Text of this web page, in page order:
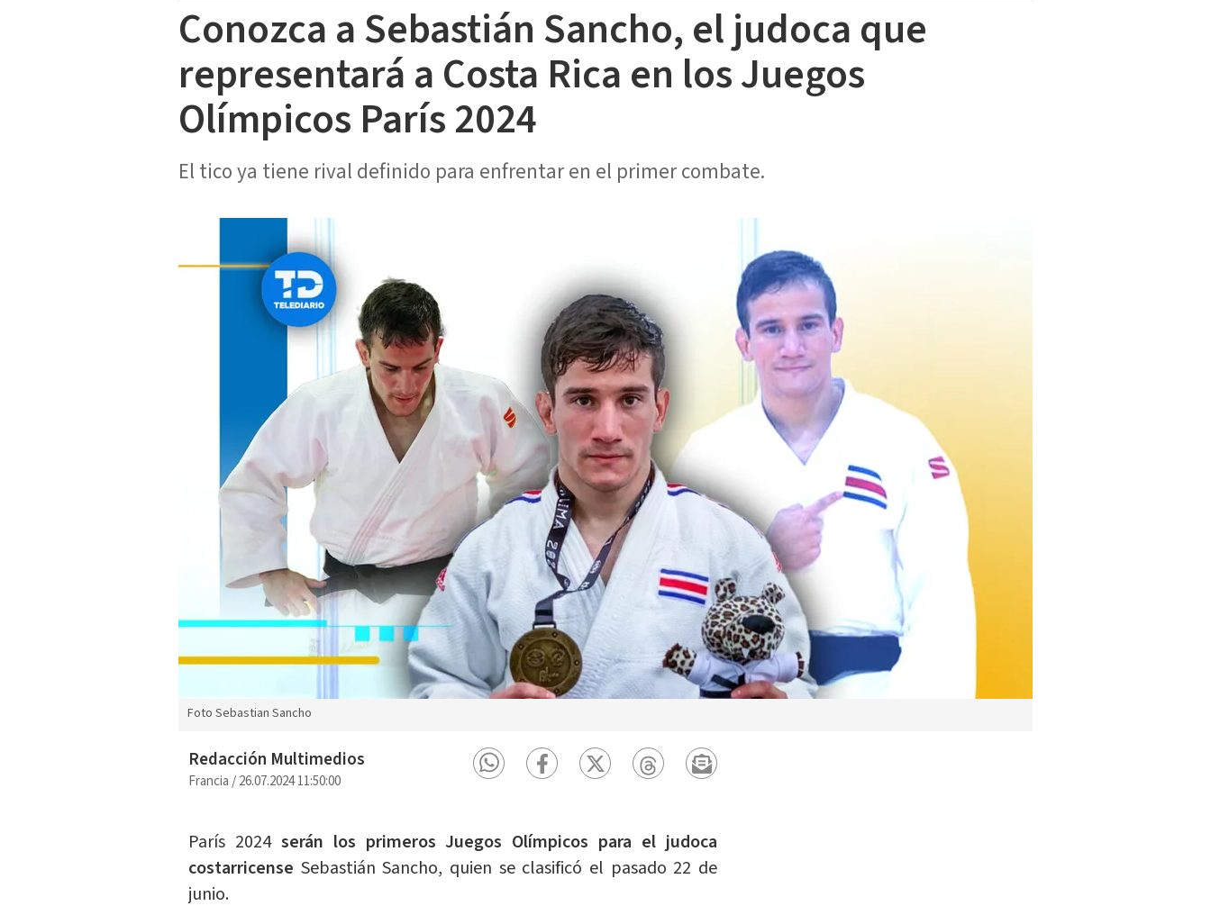
Conozca a Sebastián Sancho, el judoca que
representará a Costa Rica en los Juegos
Olímpicos París 2024
El tico ya tiene rival definido para enfrentar en el primer combate.
Foto Sebastian Sancho
Redacción Multimedios
Francia/26.07.2024 11:50:00
París 2024 serán los primeros Juegos Olímpicos para el judoca
costarricense Sebastián Sancho, quien se clasificó el pasado 22 de
junio.